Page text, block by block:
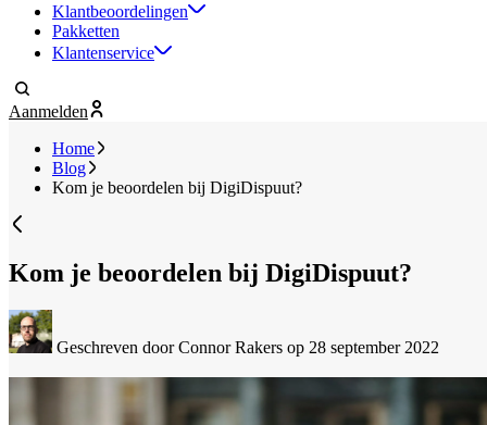
Klantbeoordelingen
Pakketten
Klantenservice
Aanmelden
Home
Blog
Kom je beoordelen bij DigiDispuut?
Kom je beoordelen bij DigiDispuut?
Geschreven door Connor Rakers op 28 september 2022